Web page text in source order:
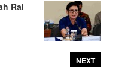
Rai
NEXT